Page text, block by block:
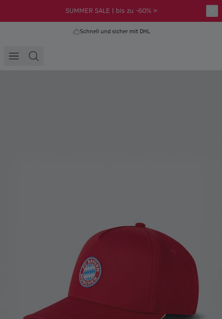
SUMMER SALE | bis zu -60% >
Schnell und sicher mit DHL